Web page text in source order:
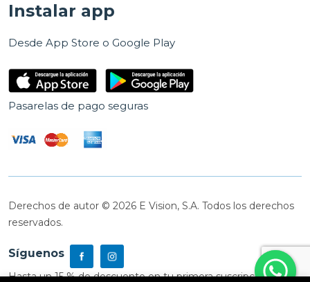
Instalar app
Desde App Store o Google Play
Pasarelas de pago seguras
Derechos de autor © 2026 E Vision, S.A. Todos los derechos
reservados.
Síguenos
Hasta un 15 % de descuento en tu primera suscripción